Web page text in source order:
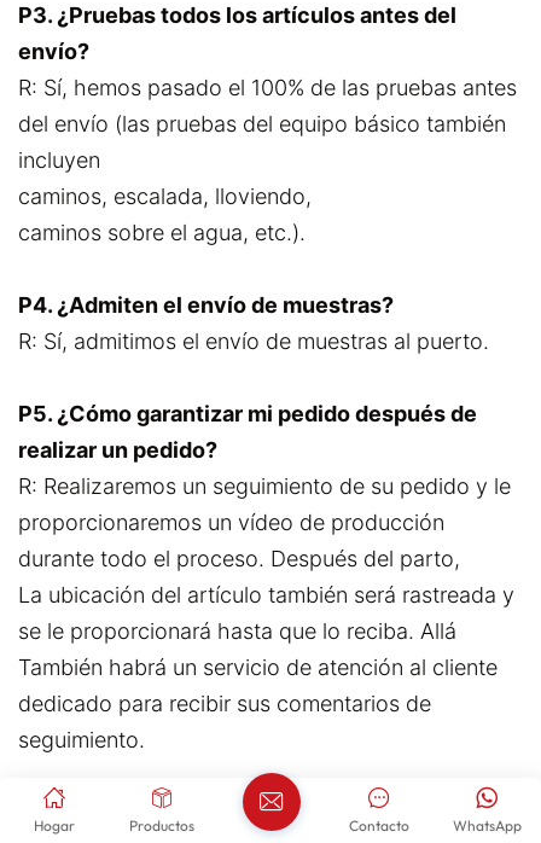
P3. ¿Pruebas todos los artículos antes del
envío?
R: Sí, hemos pasado el 100% de las pruebas antes
del envío (las pruebas del equipo básico también
incluyen
caminos, escalada, lloviendo,
caminos sobre el agua, etc.).
P4. ¿Admiten el envío de muestras?
R: Sí, admitimos el envío de muestras al puerto.
P5. ¿Cómo garantizar mi pedido después de
realizar un pedido?
R: Realizaremos un seguimiento de su pedido y le
proporcionaremos un vídeo de producción
durante todo el proceso. Después del parto,
La ubicación del artículo también será rastreada y
se le proporcionará hasta que lo reciba. Allá
También habrá un servicio de atención al cliente
dedicado para recibir sus comentarios de
seguimiento.
ETIQUETAS CALIENTES :
Vehículo Eléctrico BYD Yuan Plus
BYD Yuan Plus Coche Usado
Hogar Productos WhatsApp
Contacto